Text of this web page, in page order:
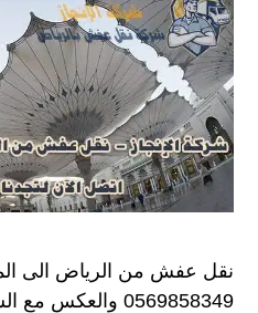
نقل عفش من الرياض الى
0569858349 والعكس مع الشركة الأفضل